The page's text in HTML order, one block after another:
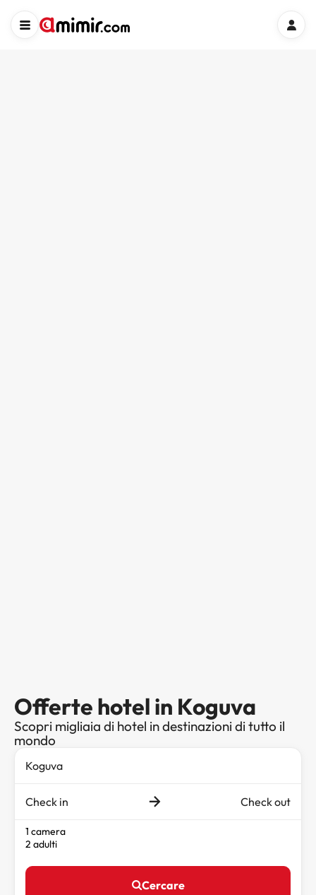
Offerte hotel in Koguva
Scopri migliaia di hotel in destinazioni di tutto il
mondo
Check in Check out
1 camera
2 adulti
Cercare